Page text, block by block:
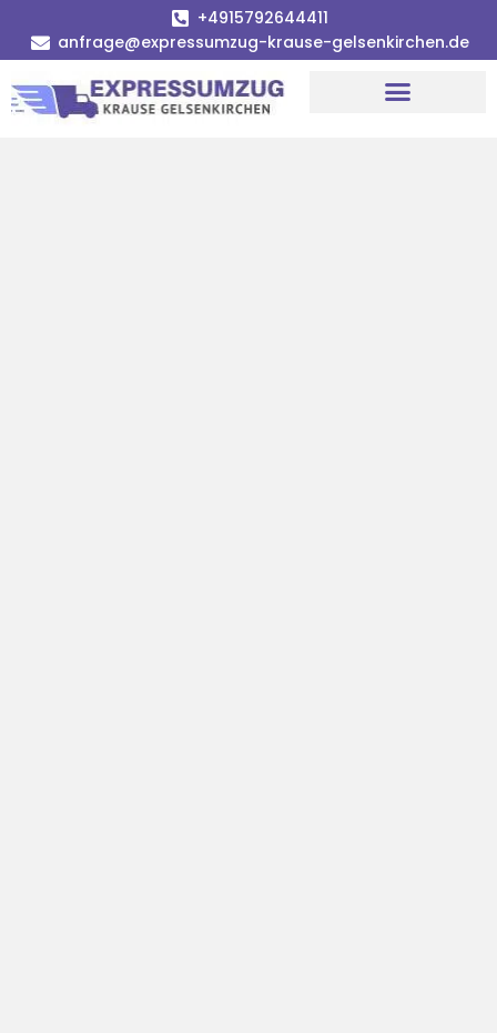
+4915792644411
anfrage@expressumzug-krause-gelsenkirchen.de